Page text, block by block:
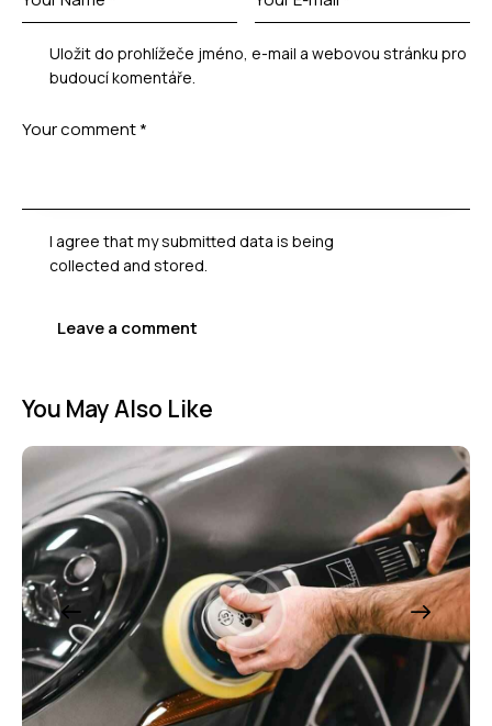
Uložit do prohlížeče jméno, e-mail a webovou stránku pro
budoucí komentáře.
I agree that my submitted data is being
collected and stored.
You May Also Like